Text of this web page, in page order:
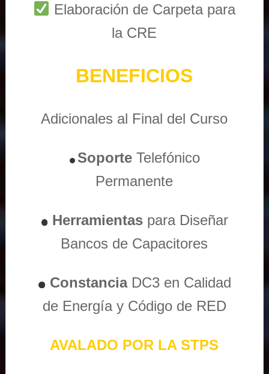
Elaboración de Carpeta para
la CRE
BENEFICIOS
Adicionales al Final del Curso
Soporte Telefónico
Permanente
Herramientas para Diseñar
Bancos de Capacitores
ConstanciaDC3 en Calidad
de Energía y Código de RED
AVALADO POR LA STPS